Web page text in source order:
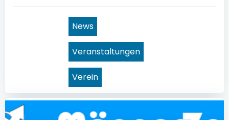
News
Veranstaltungen
Verein